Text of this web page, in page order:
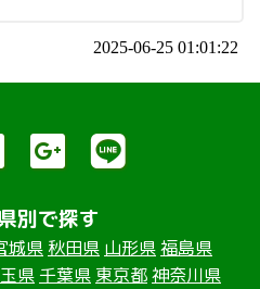
2025-06-25 01:01:22
別で探す
城県 秋田県 山形県福島県
県 千葉県 東京都神奈川県